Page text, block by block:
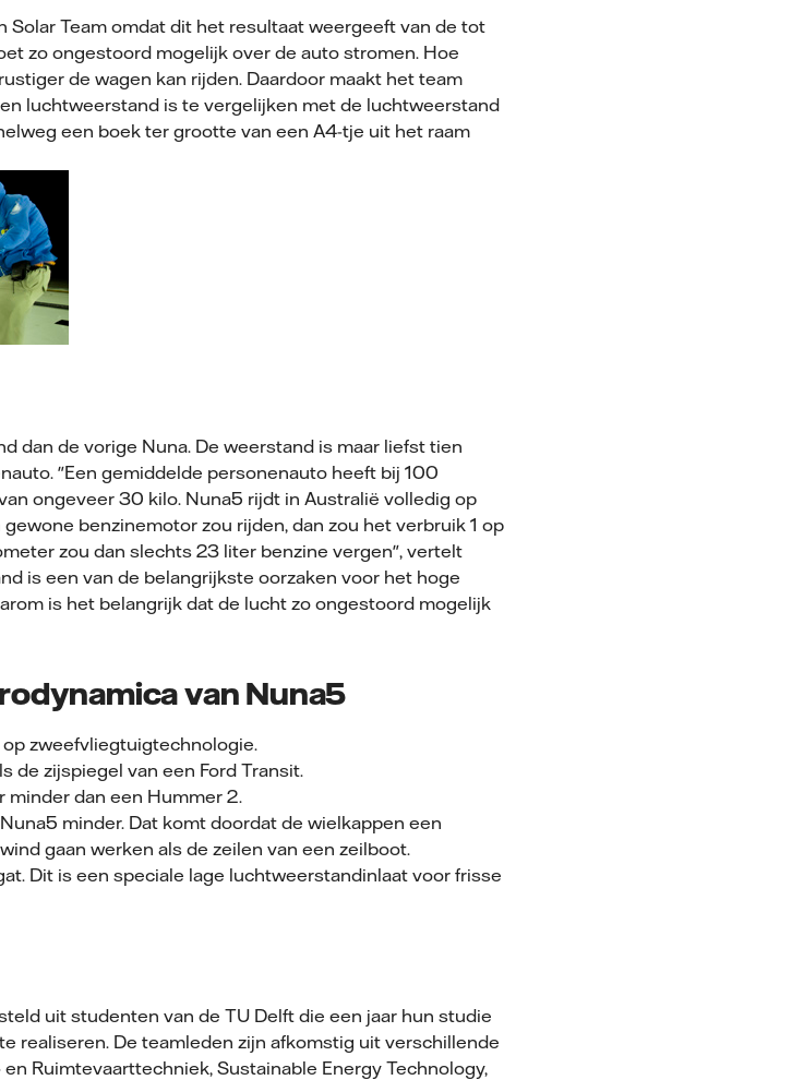
Solar Team omdat dit het resultaat weergeeft van de tot
zo ongestoord mogelijk over de auto stromen. Hoe
de wagen kan rijden. Daardoor maakt het team
luchtweerstand is te vergelijken met de luchtweerstand
een boek ter grootte van een A4-tje uit het raam
dan de vorige Nuna. De weerstand is maar liefst tien
"Een gemiddelde personenauto heeft bij 100
ongeveer 30 kilo. Nuna5 rijdt in Australië volledig op
benzinemotor zou rijden, dan zou het verbruik 1 op
zou dan slechts 23 liter benzine vergen", vertelt
is een van de belangrijkste oorzaken voor het hoge
is het belangrijk dat de lucht zo ongestoord mogelijk
van Nuna5
zweefvliegtuigtechnologie.
de zijspiegel van een Ford Transit.
dan een Hummer 2.
minder. Dat komt doordat de wielkappen een
gaan werken als de zeilen van een zeilboot.
Dit is een speciale lage luchtweerstandinlaat voor frisse
uit studenten van de TU Delft die een jaar hun studie
realiseren. De teamleden zijn afkomstig uit verschillende
Ruimtevaarttechniek, Sustainable Energy Technology,